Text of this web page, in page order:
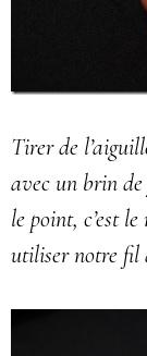
Tirer de
avec un brin
le point, c’est
utiliser notre fil